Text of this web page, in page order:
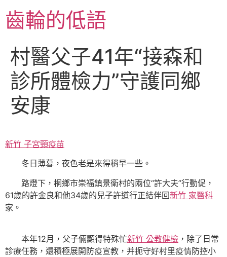
至
主齒輪的低語
村醫父子41年“接森和
診所體檢力”守護同鄉
安康
新竹 子宮頸疫苗
冬日薄暮，夜色老是來得稍早一些。
路燈下，桐鄉市崇福鎮景衛村的兩位“許大夫”行動促，
61歲的許金良和他34歲的兒子許道行正結伴回新竹 家醫科
家。
本年12月，父子倆顯得特殊忙新竹 公教健檢 ，除了日常
診療任務，還積極展開防疫宣教，并扼守好村里疫情防控小